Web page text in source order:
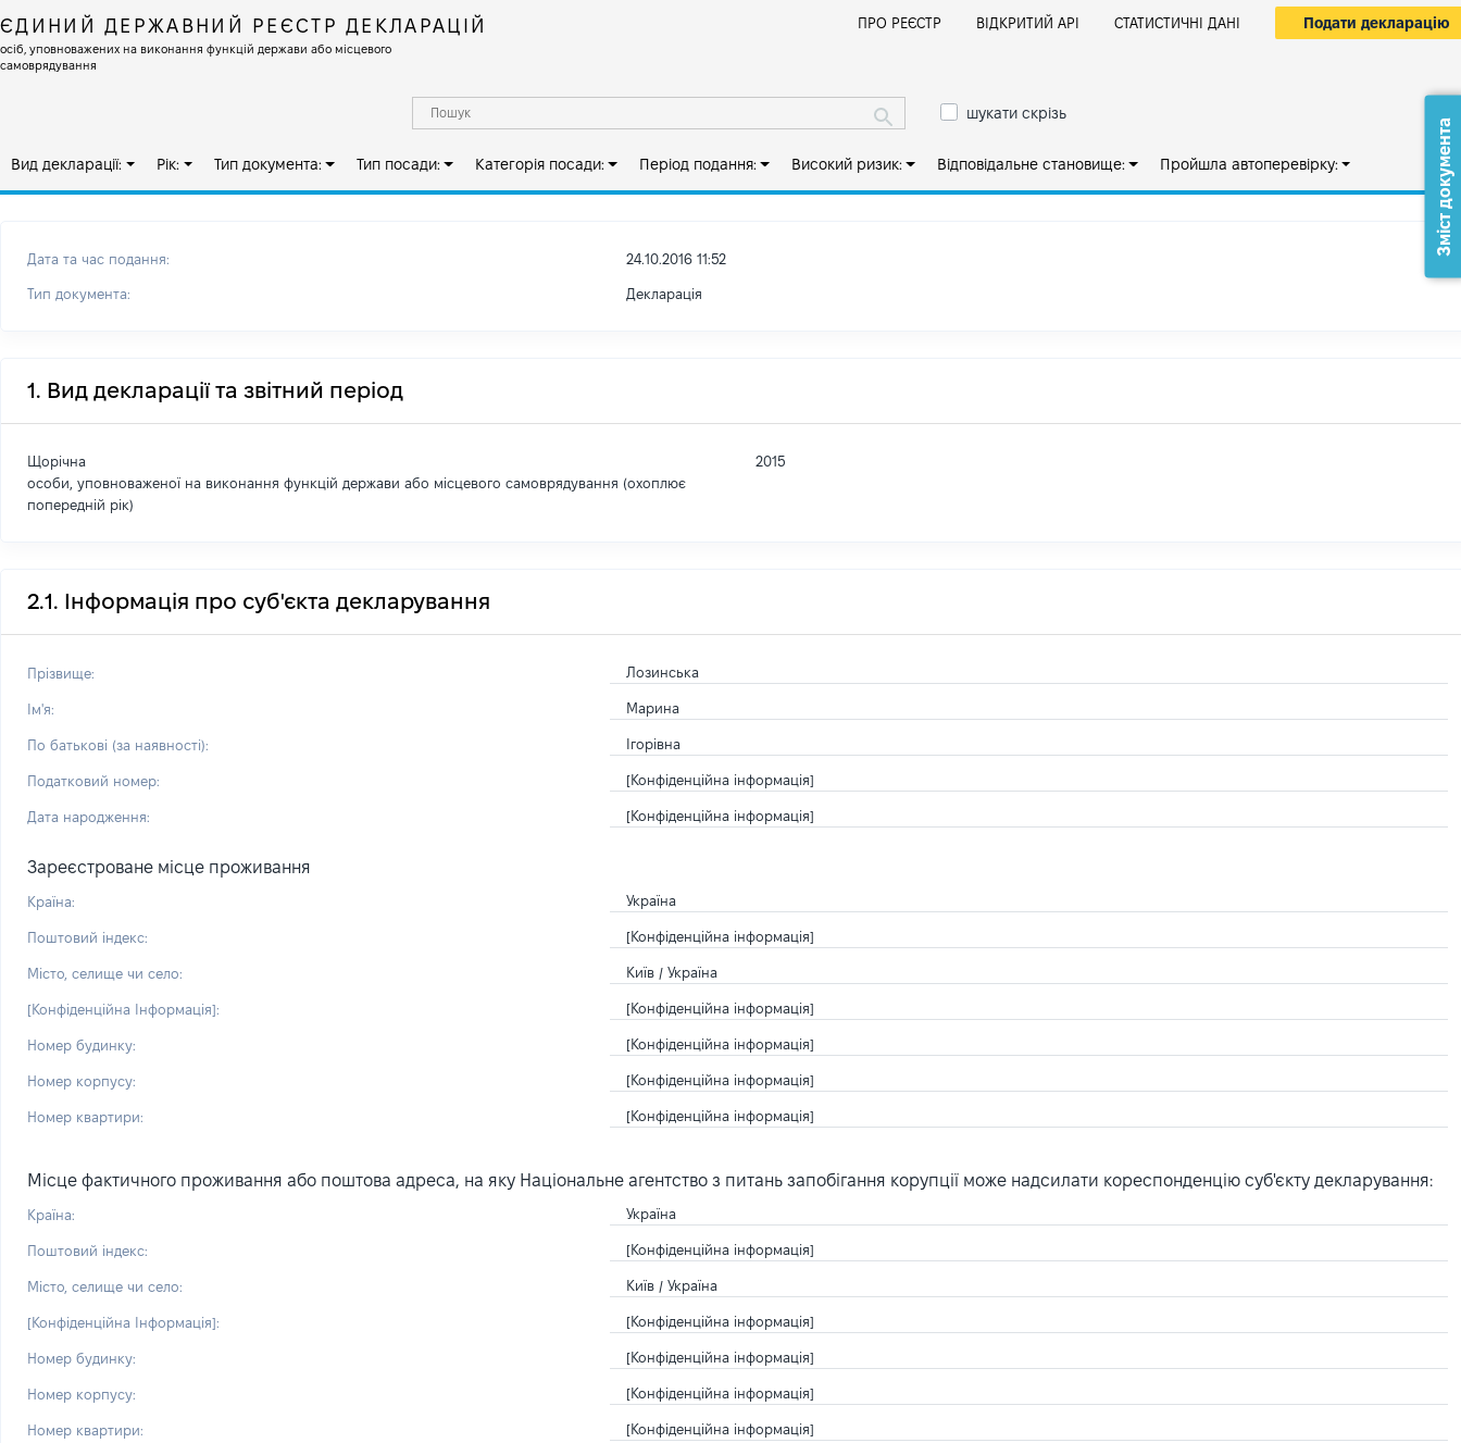
ЄДИНИЙ ДЕРЖАВНИЙ РЕЄСТР ДЕКЛАРАЦІЙ
осіб, уповноважених на виконання функцій держави або місцевого
самоврядування
ПРО РЕЄСТР ВІДКРИТИЙ АРІ СТАТИСТИЧНІ ДАНІ Подати декларацію
шукати скрізь
Вид декларації: Рік: Тип документа: Тип посади: Категорія посади: Період подання: Високий ризик: Відповідальне становище: Пройшла автоперевірку:
Дата та час подання: 24.10.2016 11:52
Тип документа: Декларація
1. Вид декларації та звітний період
Щорічна
особи, уповноваженої на виконання функцій держави або місцевого самоврядування (охоплює
попередній рік)
2015
2.1. Інформація про суб'єкта декларування
Прізвище: Лозинська
Ім'я: Марина
По батькові (за наявності): Ігорівна
Податковий номер: [Конфіденційна інформація]
Дата народження: [Конфіденційна інформація]
Зареєстроване місце проживання
Країна: Україна
Поштовий індекс: [Конфіденційна інформація]
Місто, селище чи село: Київ / Україна
[Конфіденційна Інформація]: [Конфіденційна інформація]
Номер будинку: [Конфіденційна інформація]
Номер корпусу: [Конфіденційна інформація]
Номер квартири: [Конфіденційна інформація]
Місце фактичного проживання або поштова адреса, на яку Національне агентство з питань запобігання корупції може надсилати кореспонденцію суб'єкту декларування:
Країна: Україна
Поштовий індекс: [Конфіденційна інформація]
Місто, селище чи село: Київ / Україна
[Конфіденційна Інформація]: [Конфіденційна інформація]
Номер будинку: [Конфіденційна інформація]
Номер корпусу: [Конфіденційна інформація]
Номер квартири: [Конфіденційна інформація]
Зміст документа